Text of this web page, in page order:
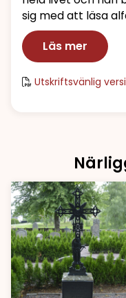
sig med att läsa
Läs mer
Utskriftsvänlig